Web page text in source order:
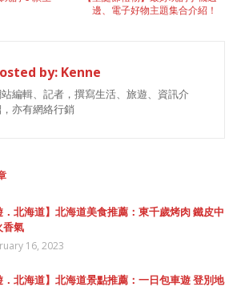
邊、電子好物主題集合介紹！
by: Kenne
編輯、記者，撰寫生活、旅遊、資訊介
亦有網絡行銷
．北海道】北海道美食推薦：東千歲烤肉 鐵皮中
香氣
16, 2023
．北海道】北海道景點推薦：一日包車遊 登別地